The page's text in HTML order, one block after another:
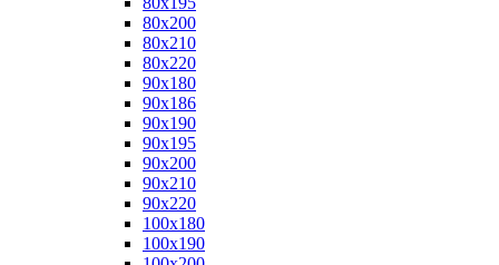
80x200
80x210
80x220
90x180
90x186
90x190
90x195
90x200
90x210
90x220
100x180
100x190